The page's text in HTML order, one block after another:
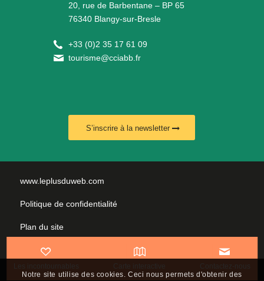
Les incontournables Carte interactive Contactez-nous
20, rue de Barbentane – BP 65
76340 Blangy-sur-Bresle
+33 (0)2 35 17 61 09
tourisme@cciabb.fr
S’inscrire à la newsletter
www.leplusduweb.com
Politique de confidentialité
Plan du site
Mentions légales
Nous contacter
Notre site utilise des cookies. Ceci nous permets d'obtenir des